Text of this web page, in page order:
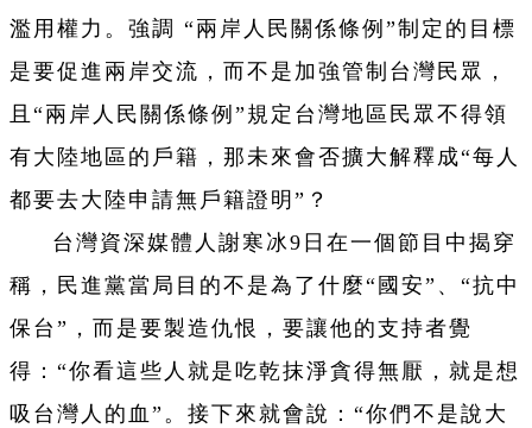
濫用權力。強調 “兩岸人民關係條例”制定的目標
是要促進兩岸交流，而不是加強管制台灣民眾，
且“兩岸人民關係條例”規定台灣地區民眾不得領
有大陸地區的戶籍，那未來會否擴大解釋成“每人
都要去大陸申請無戶籍證明”？
台灣資深媒體人謝寒冰9日在一個節目中揭穿
稱，民進黨當局目的不是為了什麼“國安”、“抗中
保台”，而是要製造仇恨，要讓他的支持者覺
得：“你看這些人就是吃乾抹淨貪得無厭，就是想
吸台灣人的血”。接下來就會說：“你們不是說大